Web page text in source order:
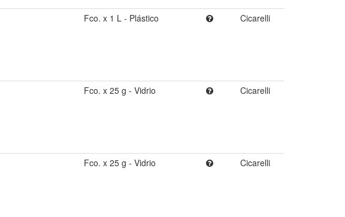
Fco. x 1 L - Plástico Cicarelli
Fco. x 25 g - Vidrio Cicarelli
Fco. x 25 g - Vidrio Cicarelli